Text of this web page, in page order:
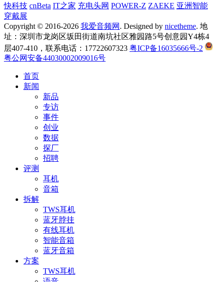
快科技 cnBeta IT之家 充电头网 POWER-Z ZAEKE 亚洲智能
穿戴展
Copyright © 2016-2026 我爱音频网 . Designed by nicetheme. 地
址：深圳市龙岗区坂田街道南坑社区雅园路5号创意园Y4栋4
层407-410，联系电话：17722607323 粤ICP备16035666号-2
粤公网安备44030002009016号
首页
新闻
新品
专访
事件
创业
数据
探厂
招聘
评测
耳机
音箱
拆解
TWS耳机
蓝牙脖挂
有线耳机
智能音箱
蓝牙音箱
方案
TWS耳机